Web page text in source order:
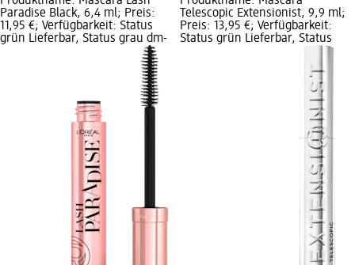
Paradise Black, 6,4 ml; Preis:
11,95 €; Verfügbarkeit: Status
grün Lieferbar, Status grau dm-
Telescopic Extensionist, 9,9 ml;
Preis: 13,95 €; Verfügbarkeit:
Status grün Lieferbar, Status